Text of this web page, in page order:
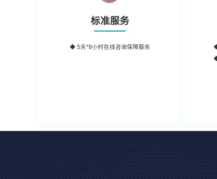
标准服务
◆ 5天*8小时在线咨询保障服务